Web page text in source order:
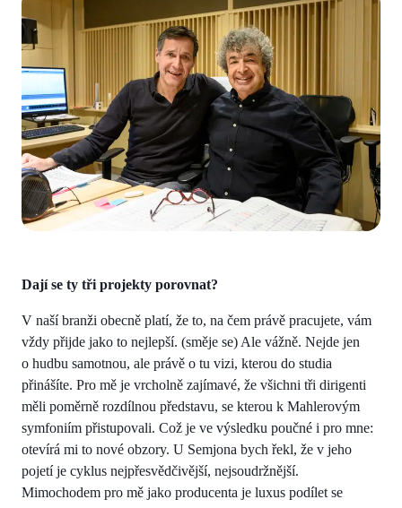
Dají se ty tři projekty porovnat?
V naší branži obecně platí, že to, na čem právě pracujete, vám
vždy přijde jako to nejlepší. (směje se) Ale vážně. Nejde jen
o hudbu samotnou, ale právě o tu vizi, kterou do studia
přinášíte. Pro mě je vrcholně zajímavé, že všichni tři dirigenti
měli poměrně rozdílnou představu, se kterou k Mahlerovým
symfoniím přistupovali. Což je ve výsledku poučné i pro mne:
otevírá mi to nové obzory. U Semjona bych řekl, že v jeho
pojetí je cyklus nejpřesvědčivější, nejsoudržnější.
Mimochodem pro mě jako producenta je luxus podílet se